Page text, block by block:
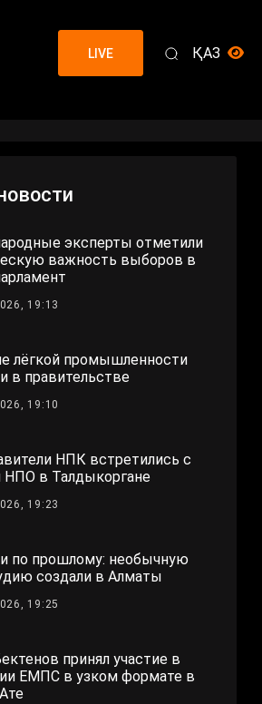
LIVE ҚАЗ
эксперты отметили
важность выборов в
19:13
лёгкой промышленности
в правительстве
19:10
НПК встретились с
НПО в Талдыкоргане
19:23
по прошлому: необычную
создали в Алматы
19:25
принял участие в
ЕМПС в узком формате в